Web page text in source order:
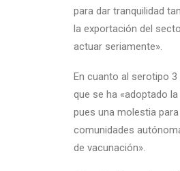
para dar tranquilidad
la exportación del
actuar seriamente».
En cuanto al serotipo
que se ha «adoptado
pues una molestia
comunidades
de vacunación».